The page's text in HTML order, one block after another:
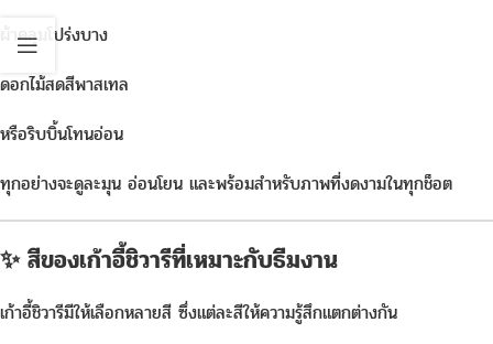
ผ้าคลุมโปร่งบาง
ดอกไม้สดสีพาสเทล
หรือริบบิ้นโทนอ่อน
ทุกอย่างจะดูละมุน อ่อนโยน และพร้อมสำหรับภาพที่งดงามในทุกช็อต
✨ สีของเก้าอี้ชิวารีที่เหมาะกับธีมงาน
เก้าอี้ชิวารีมีให้เลือกหลายสี ซึ่งแต่ละสีให้ความรู้สึกแตกต่างกัน